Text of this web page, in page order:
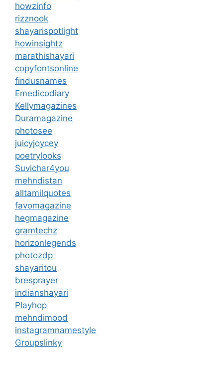
howzinfo
rizznook
shayarispotlight
howinsightz
marathishayari
copyfontsonline
findusnames
Emedicodiary
Kellymagazines
Duramagazine
photosee
juicyjoycey
poetrylooks
Suvichar4you
mehndistan
alltamilquotes
favomagazine
hegmagazine
gramtechz
horizonlegends
photozdp
shayaritou
bresprayer
indianshayari
Playhop
mehndimood
instagramnamestyle
Groupslinky